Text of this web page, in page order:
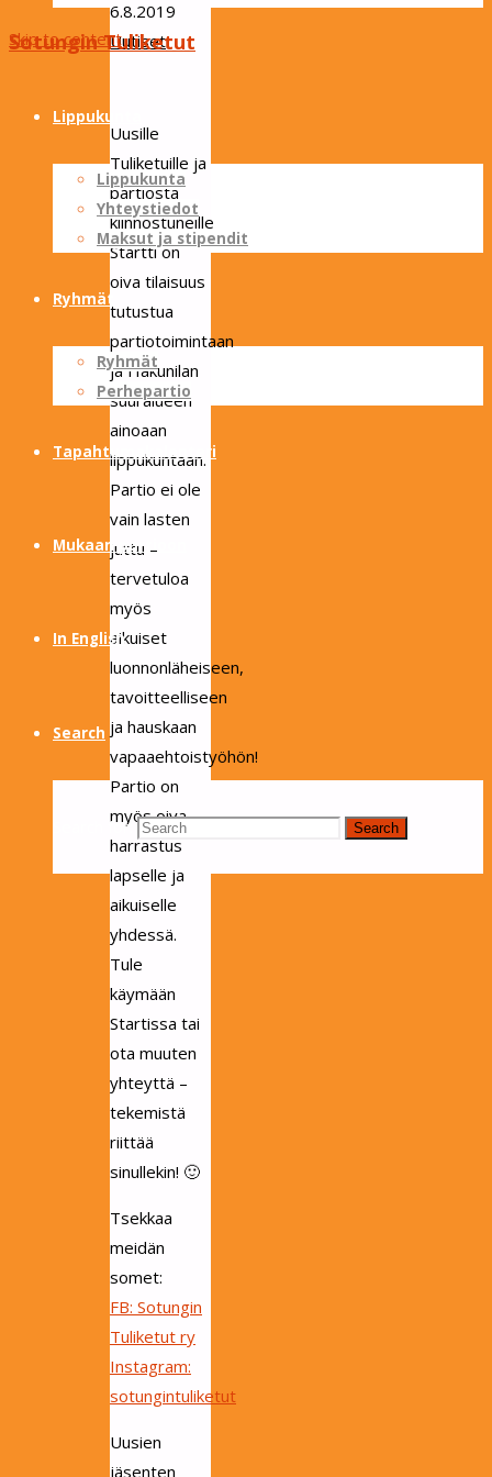
Sotungin Tuliketut
Skip to content
Lippukunta
Lippukunta
Yhteystiedot
Maksut ja stipendit
Ryhmät
Ryhmät
Perhepartio
Tapahtumakalenteri
Mukaan partioon
In English
Search
Search for: Search
6.8.2019
Uutiset
Uusille
Tuliketuille ja
partiosta
kiinnostuneille
Startti on
oiva tilaisuus
tutustua
partiotoimintaan
ja Hakunilan
suuralueen
ainoaan
lippukuntaan.
Partio ei ole
vain lasten
juttu –
tervetuloa
myös
aikuiset
luonnonläheiseen,
tavoitteelliseen
ja hauskaan
vapaaehtoistyöhön!
Partio on
myös oiva
harrastus
lapselle ja
aikuiselle
yhdessä.
Tule
käymään
Startissa tai
ota muuten
yhteyttä –
tekemistä
riittää
sinullekin! 🙂
Tsekkaa
meidän
somet:
FB: Sotungin
Tuliketut ry
Instagram:
sotungintuliketut
Uusien
jäsenten